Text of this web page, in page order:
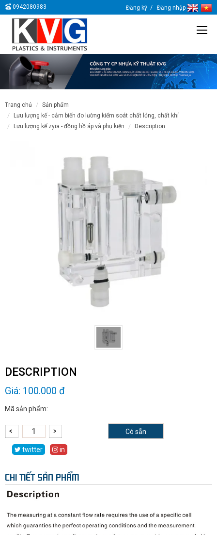
0942080983 Đăng ký Đăng nhập
trang chủ
sản phẩm
lưu lượng kế - cảm biến đo lường kiểm soát chất lỏng, chất khí
lưu lượng kế zyia - đồng hồ áp và phụ kiện
description
DESCRIPTION
Giá: 100.000 đ
Mã sản phẩm:
Có sẵn
twitter in
CHI TIẾT SẢN PHẨM